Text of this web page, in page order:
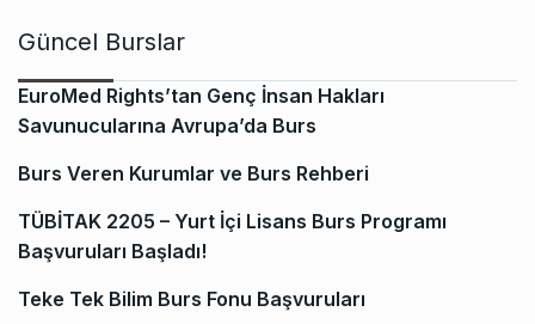
Güncel Burslar
EuroMed Rights’tan Genç İnsan Hakları
Savunucularına Avrupa’da Burs
Burs Veren Kurumlar ve Burs Rehberi
TÜBİTAK 2205 – Yurt İçi Lisans Burs Programı
Başvuruları Başladı!
Teke Tek Bilim Burs Fonu Başvuruları